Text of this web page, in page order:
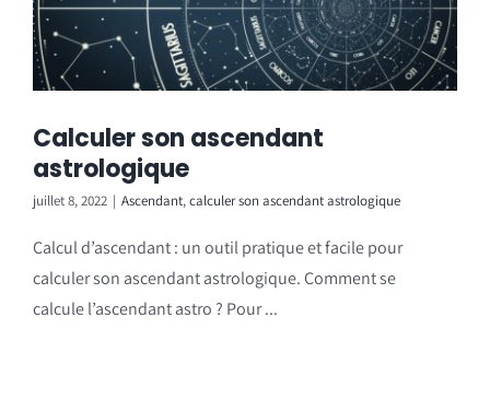
Calculer son ascendant
astrologique
juillet 8, 2022 | Ascendant,calculer son ascendant astrologique
Calcul d’ascendant : un outil pratique et facile pour
calculer son ascendant astrologique. Comment se
calcule l’ascendant astro ? Pour ...